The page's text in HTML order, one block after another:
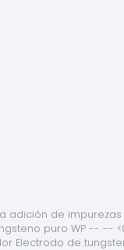
de
puro WP -- --
Electrodo de